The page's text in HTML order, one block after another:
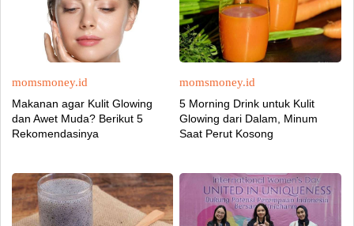
momsmoney.id
Makanan agar Kulit Glowing
dan Awet Muda? Berikut 5
Rekomendasinya
momsmoney.id
5 Morning Drink untuk Kulit
Glowing dari Dalam, Minum
Saat Perut Kosong